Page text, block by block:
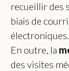
recueillir des
biais de
électroniques.
En outre, la
des visites